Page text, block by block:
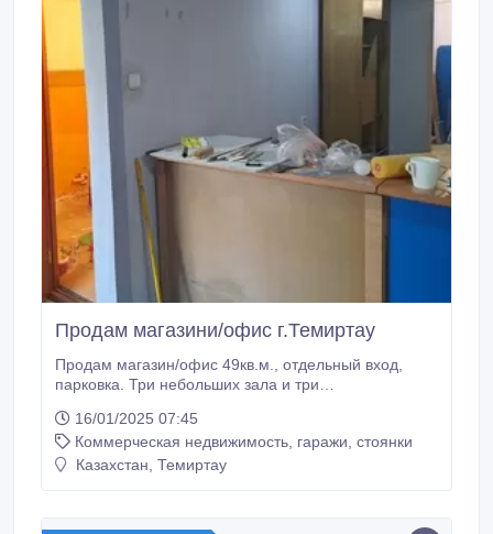
Продам магазини/офис г.Темиртау
Продам магазин/офис 49кв.м., отдельный вход,
парковка. Три небольших зала и три
16/01/2025 07:45
Коммерческая недвижимость, гаражи, стоянки
Казахстан, Темиртау